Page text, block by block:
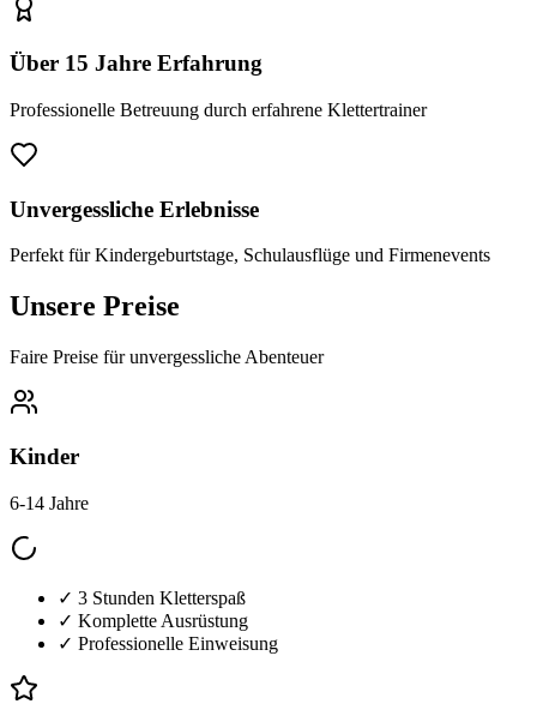
Über 15 Jahre Erfahrung
Professionelle Betreuung durch erfahrene Klettertrainer
Unvergessliche Erlebnisse
Perfekt für Kindergeburtstage, Schulausflüge und Firmenevents
Unsere Preise
Faire Preise für unvergessliche Abenteuer
Kinder
6-14 Jahre
✓ 3 Stunden Kletterspaß
✓ Komplette Ausrüstung
✓ Professionelle Einweisung